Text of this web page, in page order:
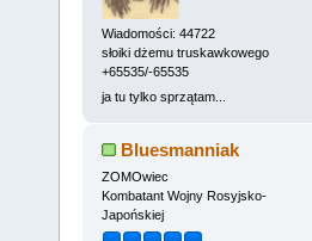
Wiadomości: 44722
słoiki dżemu truskawkowego
+65535/-65535
ja tu tylko sprzątam...
Bluesmanniak
ZOMOwiec
Kombatant Wojny Rosyjsko-
Japońskiej